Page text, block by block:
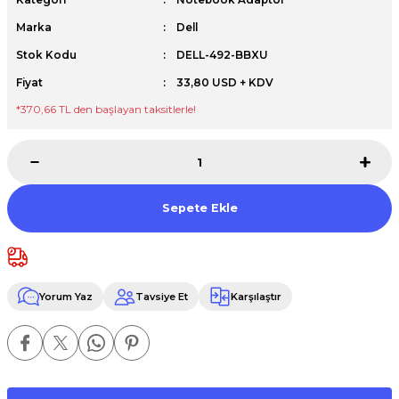
/ XPS+GPU
Marka Dell
Stok Kodu DELL-492-BBXU
Fiyat
33,80 USD + KDV
*370,66 TL den başlayan taksitlerle!
Sepete Ekle
Yorum Yaz Tavsiye Et Karşılaştır